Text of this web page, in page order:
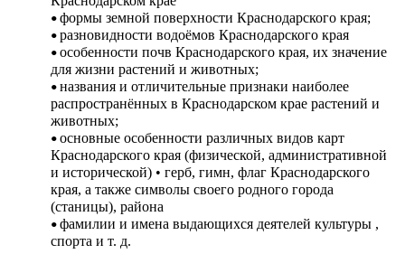
формы земной поверхности Краснодарского края;
разновидности водоёмов Краснодарского края
особенности почв Краснодарского края, их значение
для жизни растений и животных;
названия и отличительные признаки наиболее
распространённых в Краснодарском крае растений и
животных;
основные особенности различных видов карт
Краснодарского края (физической, административной
и исторической) • герб, гимн, флаг Краснодарского
края, а также символы своего родного города
(станицы), района
фамилии и имена выдающихся деятелей культуры ,
спорта и т. д.